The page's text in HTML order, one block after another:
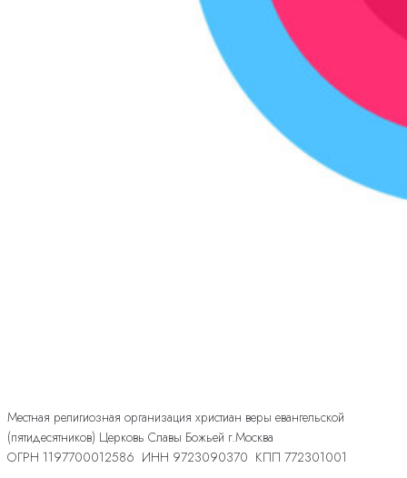
Местная религиозная организация христиан веры евангельской
(пятидесятников) Церковь Славы Божьей г.Москва
ОГРН 1197700012586 ИНН 9723090370 КПП 772301001